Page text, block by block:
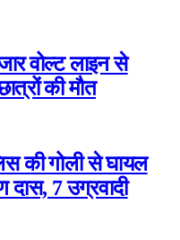
वोल्ट लाइन से
की मौत
की गोली से घायल
7 उग्रवादी